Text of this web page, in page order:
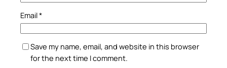
Email*
Save my name, email, and website in this browser
for the next time I comment.